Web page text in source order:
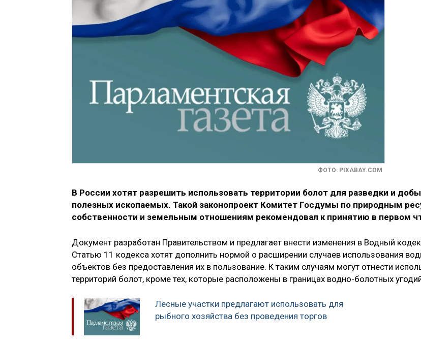
ФОТО: PIXABAY.COM
В России хотят разрешить использовать территории болот для разведки и
полезных ископаемых. Такой законопроект Комитет Госдумы по природным
собственности и земельным отношениям рекомендовал к принятию в первом
Документ разработан Правительством и предлагает внести изменения в Водный
Статью 11 кодекса хотят дополнить нормой о расширении случаев использования
объектов без предоставления их в пользование. К таким случаям могут отнести
территорий болот, кроме тех, которые расположены в границах водно-болотных
Лесные участки предлагают использовать для
рыбного хозяйства без проведения торгов